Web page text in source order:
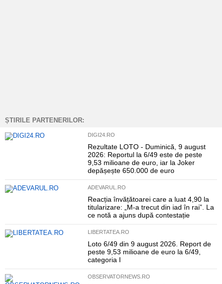
ȘTIRILE PARTENERILOR:
DIGI24.RO
Rezultate LOTO - Duminică, 9 august
2026: Reportul la 6/49 este de peste
9,53 milioane de euro, iar la Joker
depășește 650.000 de euro
ADEVARUL.RO
Reacția învățătoarei care a luat 4,90 la
titularizare: „M-a trecut din iad în rai”. La
ce notă a ajuns după contestație
LIBERTATEA.RO
Loto 6/49 din 9 august 2026. Report de
peste 9,53 milioane de euro la 6/49,
categoria I
OBSERVATORNEWS.RO